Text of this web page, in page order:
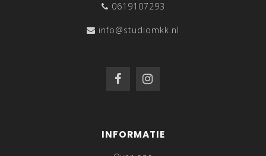
0619107293
info@studiomkk.nl
INFORMATIE